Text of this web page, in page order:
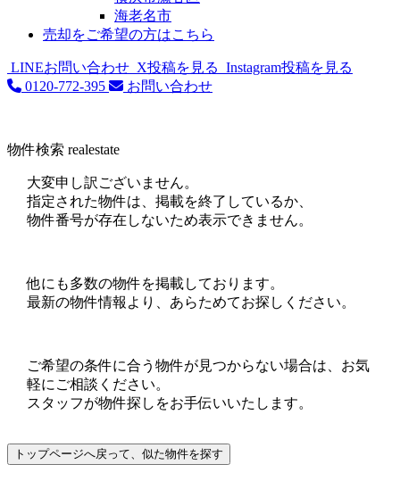
海老名市
売却をご希望の方はこちら
LINEお問い合わせ X投稿を見る Instagram投稿を見る
0120-772-395
お問い合わせ
物件検索 realestate
大変申し訳ございません。
指定された物件は、掲載を終了しているか、
物件番号が存在しないため表示できません。
他にも多数の物件を掲載しております。
最新の物件情報より、あらためてお探しください。
ご希望の条件に合う物件が見つからない場合は、お気
軽にご相談ください。
スタッフが物件探しをお手伝いいたします。